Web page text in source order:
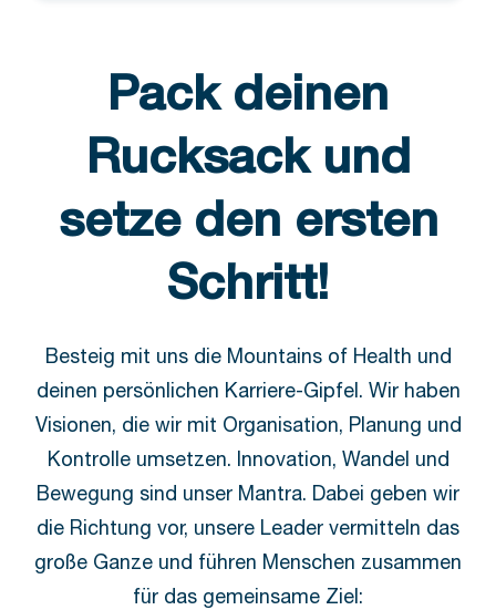
Pack deinen
Rucksack und
setze den ersten
Schritt!
Besteig mit uns die Mountains of Health und
deinen persönlichen Karriere-Gipfel. Wir haben
Visionen, die wir mit Organisation, Planung und
Kontrolle umsetzen. Innovation, Wandel und
Bewegung sind unser Mantra. Dabei geben wir
die Richtung vor, unsere Leader vermitteln das
große Ganze und führen Menschen zusammen
für das gemeinsame Ziel: